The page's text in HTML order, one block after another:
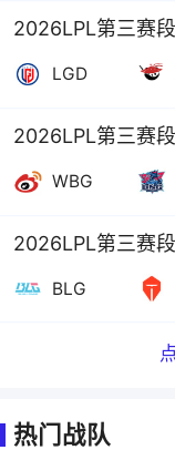
2026LPL第三赛段
LGD
2026LPL第三赛段
WBG
2026LPL第三赛段
BLG
热门战队